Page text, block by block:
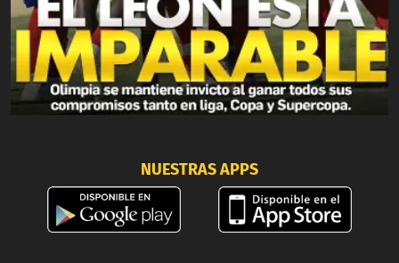
NUESTRAS APPS